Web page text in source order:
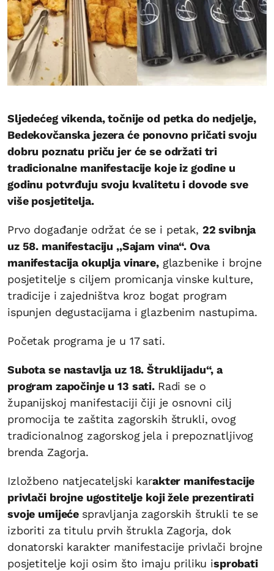
Sljedećeg vikenda, točnije od petka do nedjelje,
Bedekovčanska jezera će ponovno pričati svoju
dobru poznatu priču jer će se održati tri
tradicionalne manifestacije koje iz godine u
godinu potvrđuju svoju kvalitetu i dovode sve
više posjetitelja.
Prvo događanje održat će se i petak, 22 svibnja
uz 58. manifestaciju ,,Sajam vina“. Ova
manifestacija okuplja vinare,glazbenike i brojne
posjetitelje s ciljem promicanja vinske kulture,
tradicije i zajedništva kroz bogat program
ispunjen degustacijama i glazbenim nastupima.
Početak programa je u 17 sati.
Subota se nastavlja uz 18. Štruklijadu“, a
program započinje u 13 sati. Radi se o
županijskoj manifestaciji čiji je osnovni cilj
promocija te zaštita zagorskih štrukli, ovog
tradicionalnog zagorskog jela i prepoznatljivog
brenda Zagorja.
Izložbeno natjecateljski karakter manifestacije
privlači brojne ugostitelje koji žele prezentirati
svoje umijeće spravljanja zagorskih štrukli te se
izboriti za titulu prvih štrukla Zagorja, dok
donatorski karakter manifestacije privlači brojne
posjetitelje koji osim što imaju priliku isprobati